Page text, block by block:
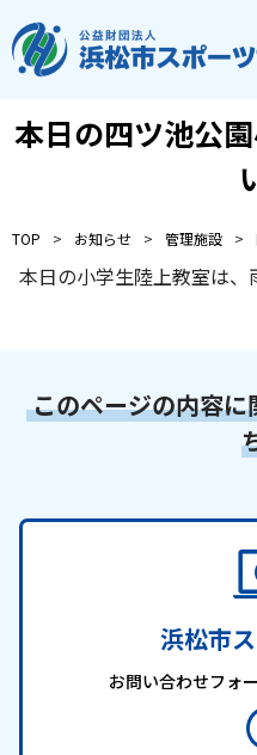
ログイン
教室・イベントを探
ご利用ガイド
管理施設
教室・イベントからのお知
個人情報の取り扱いに関する基本方針
浜松スポー
お問い合
本日の四ツ池公
TOP お知らせ 管理施設
本日の小学生陸上教室は、
このページの内容
浜松市
お問い合わせフォ